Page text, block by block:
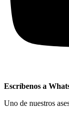
Escríbenos a
Uno de nuestros